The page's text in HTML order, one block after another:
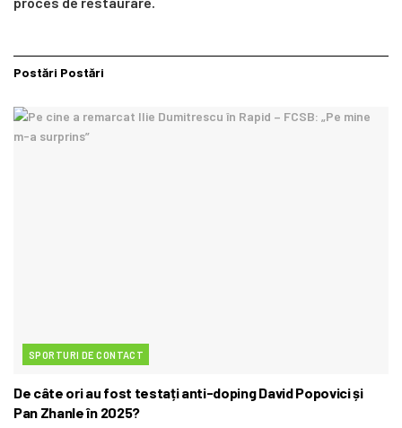
Postări Postări
SPORTURI DE CONTACT
De câte ori au fost testați anti-doping David Popovici și
Pan Zhanle în 2025?